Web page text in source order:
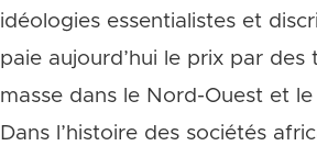
idéologies essentialistes et
paie aujourd’hui le prix par des
masse dans le Nord-Ouest et le
Dans l’histoire des sociétés